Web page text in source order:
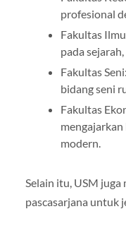
profesional
Fakultas
pada
Fakultas
bidang seni
Fakultas
mengajarkan
modern.
Selain itu, USM
pascasarjana untuk